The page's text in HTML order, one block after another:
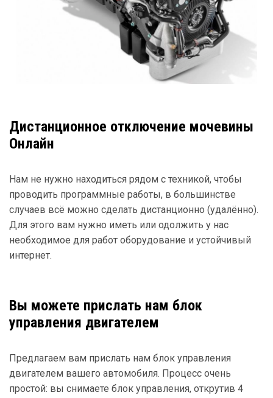
Дистанционное отключение мочевины
Онлайн
Нам не нужно находиться рядом с техникой, чтобы
проводить программные работы, в большинстве
случаев всё можно сделать дистанционно (удалённо).
Для этого вам нужно иметь или одолжить у нас
необходимое для работ оборудование и устойчивый
интернет.
Вы можете прислать нам блок
управления двигателем
Предлагаем вам прислать нам блок управления
двигателем вашего автомобиля. Процесс очень
простой: вы снимаете блок управления, открутив 4